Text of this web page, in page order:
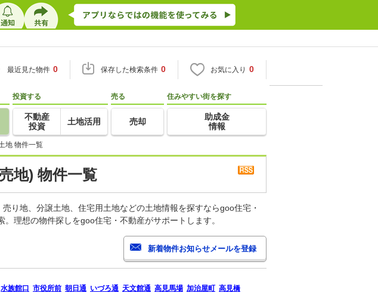
最近見た物件 0 保存した検索条件 0 お気に入り 0
投資する
不動産
投資
土地活用
売る
売却
住みやすい街を探す
助成金
情報
地 物件一覧
地) 物件一覧
り地、分譲土地、住宅用土地などの土地情報を探すならgoo住宅・
理想の物件探しをgoo住宅・不動産がサポートします。
水族館口 市役所前 朝日通 いづろ通 天文館通 高見馬場 加治屋町 高見橋